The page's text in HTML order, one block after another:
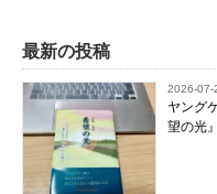
最新の投稿
2026-07-
ヤング
望の光